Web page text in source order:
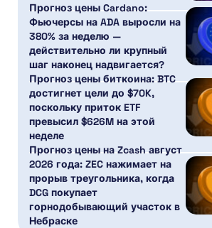
Прогноз цены Cardano:
Фьючерсы на ADA выросли на
380% за неделю —
действительно ли крупный
шаг наконец надвигается?
Прогноз цены биткоина: BTC
достигнет цели до $70K,
поскольку приток ETF
превысил $626M на этой
неделе
Прогноз цены на Zcash август
2026 года: ZEC нажимает на
прорыв треугольника, когда
DCG покупает
горнодобывающий участок в
Небраске